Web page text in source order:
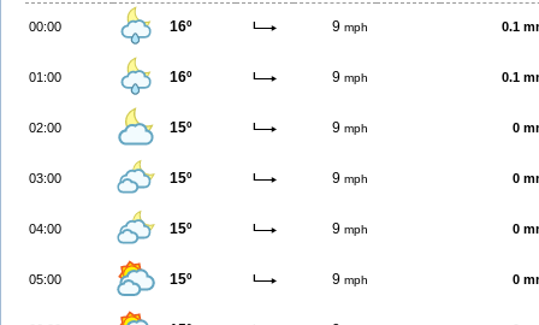
00:00 16º 9 mph 0.1
01:00 16º 9 mph 0.1
02:00 15º 9 mph 0
03:00 15º 9 mph 0
04:00 15º 9 mph 0
05:00 15º 9 mph 0